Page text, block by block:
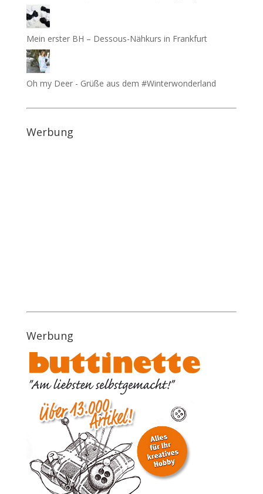
Mein erster BH – Dessous-Nähkurs in Frankfurt
Oh my Deer - Grüße aus dem #Winterwonderland
Werbung
Werbung